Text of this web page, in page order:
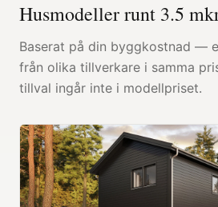
Husmodeller runt 3.5
Baserat på din byggkostnad —
från olika tillverkare i samma
tillval ingår inte i modellpriset.